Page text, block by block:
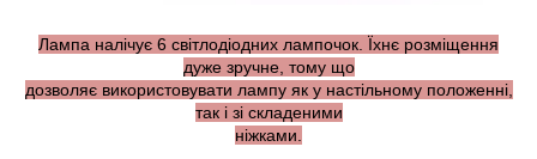
Лампа налічує 6 світлодіодних лампочок. Їхнє розміщення
дуже зручне, тому що
дозволяє використовувати лампу як у настільному положенні,
так і зі складеними
ніжками.